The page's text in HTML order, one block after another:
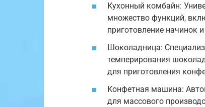
Кухонный комбайн:
множество функций,
приготовление начинок
Шоколадница:
темперирования
для приготовления
Конфетная машина:
для массового